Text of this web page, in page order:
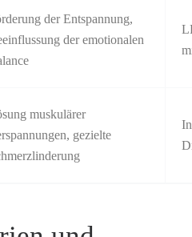
der Entspannung,
der emotionalen
muskulärer
gezielte